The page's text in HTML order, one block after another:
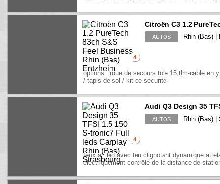
4
Citroën C3 1.2
AUTOS Rhin (Bas) |
options : roue de secours tole 15,tlm-cable en
/ tapis de sol / kit de securite
4
Audi Q3 Design 35
AUTOS Rhin (Bas) |
feux ar. led avec feu clignotant dynamique
électriquement contrôle de la distance de